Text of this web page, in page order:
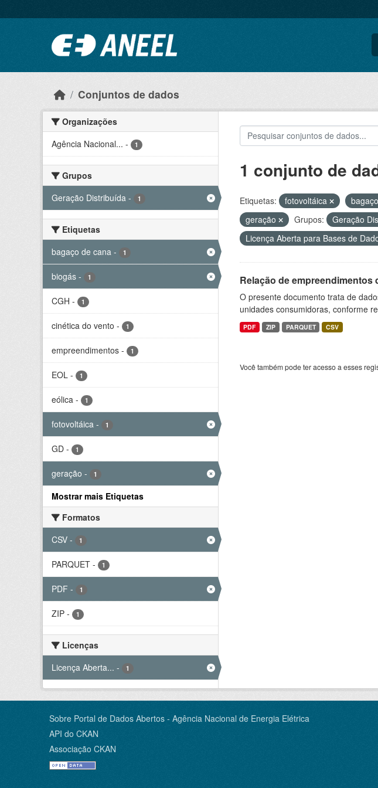
Conjuntos de dados
Organizações
Agência Nacional... - 1
Grupos
Geração Distribuída - 1
Etiquetas
bagaço de cana - 1
biogás - 1
CGH - 1
cinética do vento - 1
empreendimentos - 1
EOL - 1
eólica - 1
fotovoltáica - 1
GD - 1
geração - 1
Mostrar mais Etiquetas
Formatos
CSV - 1
PARQUET - 1
PDF - 1
ZIP - 1
Licenças
Licença Aberta... - 1
1 conjunto de
Etiquetas: fotovoltáica
geração
Grupos: Geração
Licença Aberta para Bases de
Relação de empreendimentos
O presente documento trata de
unidades consumidoras, conforme
PDF ZIP PARQUET CSV
Você também pode ter acesso a esses
Sobre Portal de Dados Abertos - Agência Nacional de Energia Elétrica
API do CKAN
Associação CKAN